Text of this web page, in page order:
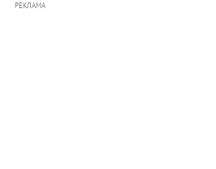
РЕКЛАМА